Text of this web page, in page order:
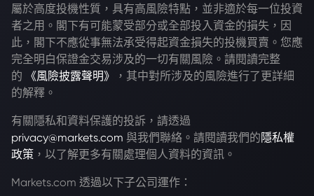
屬於高度投機性質，具有高風險特點，並非適於每一位投資
者之用。閣下有可能蒙受部分或全部投入資金的損失，因
此，閣下不應從事無法承受得起資金損失的投機買賣。您應
完全明白保證金交易涉及的一切有關風險。請閱讀完整
的
《風險披露聲明》
，其中對所涉及的風險進行了更詳細
的解釋。
有關隱私和資料保護的投訴，請透過
privacy@markets.com 與我們聯絡。請閱讀我們的 隱私權
政策 ，以了解更多有關處理個人資料的資訊。
Markets.com 透過以下子公司運作：